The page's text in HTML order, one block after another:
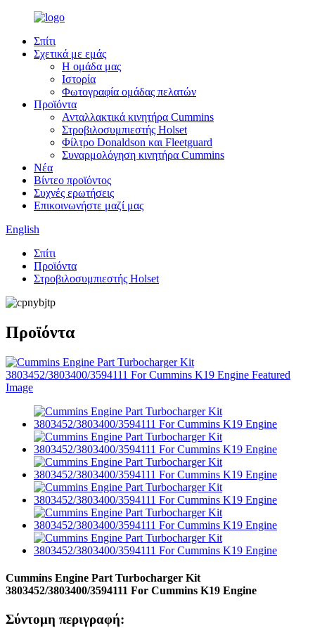
Σπίτι
Σχετικά με εμάς
Η ομάδα μας
Ιστορία
Φωτογραφία ομάδας πελατών
Προϊόντα
Ανταλλακτικά κινητήρα Cummins
Στροβιλοσυμπιεστής Holset
Φίλτρο Donaldson και Fleetguard
Συναρμολόγηση κινητήρα Cummins
Νέα
Βίντεο προϊόντος
Συχνές ερωτήσεις
Επικοινωνήστε μαζί μας
English
Σπίτι
Προϊόντα
Στροβιλοσυμπιεστής Holset
Προϊόντα
Cummins Engine Part Turbocharger Kit
3803452/3803400/3594111 For Cummins K19 Engine
Σύντομη περιγραφή: